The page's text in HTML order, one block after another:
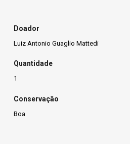
Doador
Luiz Antonio Guaglio Mattedi
Quantidade
1
Conservação
Boa